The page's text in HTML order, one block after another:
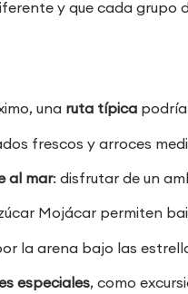
y que cada grupo
una ruta típica
frescos y arroces
al mar: disfrutar de un
Mojácar permiten
la arena bajo las
especiales, como